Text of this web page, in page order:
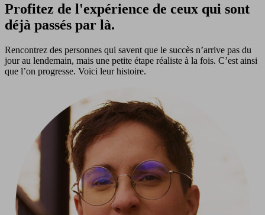
Profitez de l'expérience de ceux qui sont
déjà passés par là.
Rencontrez des personnes qui savent que le succès n’arrive pas du
jour au lendemain, mais une petite étape réaliste à la fois. C’est ainsi
que l’on progresse. Voici leur histoire.